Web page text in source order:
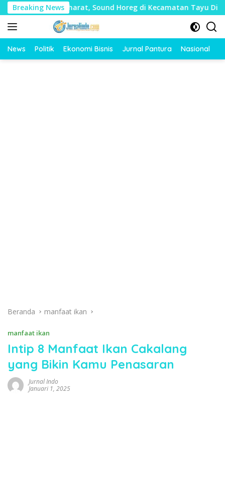
Langsung
ke
konten
Breaking News
Mudharat, Sound Horeg di Kecamatan Tayu Dilarang
News Politik Ekonomi Bisnis Jurnal Pantura Nasional
Beranda manfaat ikan
manfaat ikan
Intip 8 Manfaat Ikan Cakalang
yang Bikin Kamu Penasaran
Jurnal Indo
Januari 1, 2025